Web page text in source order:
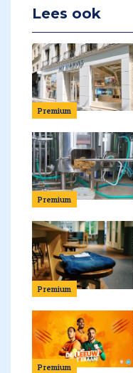
Lees ook
Premium
Premium
Premium
Premium